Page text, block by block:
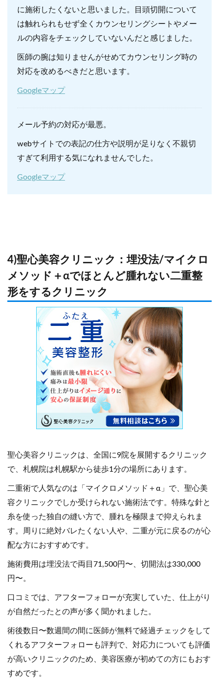
に施術したくないと思いました。目頭切開について
は触れられもせず全くカウンセリングシートやメー
ルの内容をチェックしていないんだと感じました。
医師の腕は知りませんがせめてカウンセリング時の
対応を改めるべきだと思います。
Googleマップ
メール予約の対応が最悪。
webサイトでの表記の仕方や説明が足りなく不親切
すぎて利用する気になれませんでした。
Googleマップ
4)聖心美容クリニック：埋没法/マイクロ
メソッド＋αでほとんど腫れない二重整
形をするクリニック
聖心美容クリニックは、全国に9院を展開するクリニック
で、札幌院は札幌駅から徒歩1分の場所にあります。
二重術で人気なのは「マイクロメソッド＋α」で、聖心美
容クリニックでしか受けられない施術法です。特殊な針と
糸を使った独自の縫い方で、腫れを極限まで抑えられま
す。周りに絶対バレたくない人や、二重が元に戻るのが心
配な方におすすめです。
施術費用は埋没法で両目71,500円〜、切開法は330,000
円〜。
口コミでは、アフターフォローが充実していた、仕上がり
が自然だったとの声が多く聞かれました。
術後数日〜数週間の間に医師が無料で経過チェックをして
くれるアフターフォローも評判で、対応力についても評価
が高いクリニックのため、美容医療が初めての方にもおす
すめです。